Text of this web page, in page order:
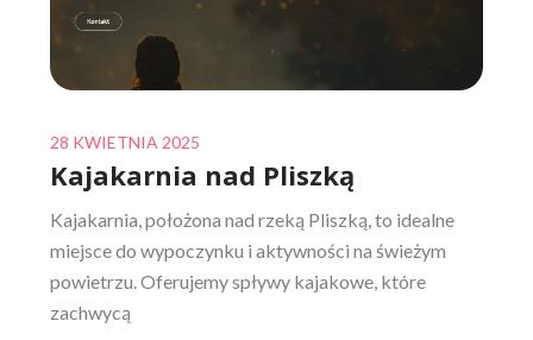
Posted
on
28 KWIETNIA 2025
Kajakarnia nad Pliszką
Kajakarnia, położona nad rzeką Pliszką, to idealne
miejsce do wypoczynku i aktywności na świeżym
powietrzu. Oferujemy spływy kajakowe, które
zachwycą